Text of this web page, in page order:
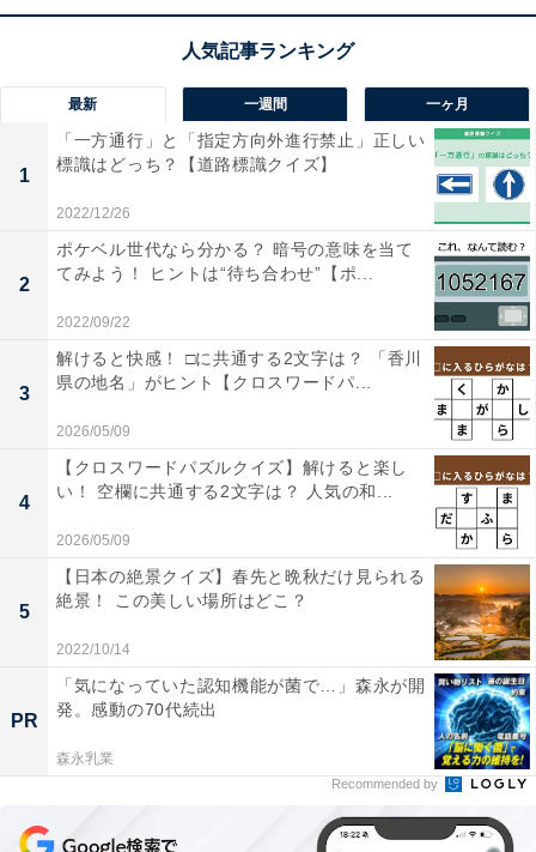
【ひらがなクイズ】共通する2文字を埋めてみよう！ キ
ッチンで見かけるものや街の名前もヒント
【ひらがなクイズ】解けると爽快！ 空欄に共通する「2
最新 一週間 一ヶ月
1
「一方通行」と「指定方向外進行禁止」正しい
標識はどっち？【道路標識クイズ】
2022/12/26
2
ポケベル世代なら分かる？ 暗号の意味を当て
てみよう！ ヒントは“待ち合わせ”【ポ...
2022/09/22
3
解けると快感！ □に共通する2文字は？ 「香川
県の地名」がヒント【クロスワードパ...
2026/05/09
4
【クロスワードパズルクイズ】解けると楽し
い！ 空欄に共通する2文字は？ 人気の和...
2026/05/09
5
【日本の絶景クイズ】春先と晩秋だけ見られる
絶景！ この美しい場所はどこ？
2022/10/14
PR
「気になっていた認知機能が菌で…」森永が開
発。感動の70代続出
森永乳業
Recommended by